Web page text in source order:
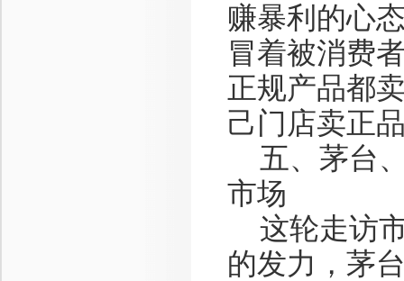
赚暴利的心
冒着被消费
正规产品都
己门店卖正
五、茅台
市场
这轮走访
的发力，茅